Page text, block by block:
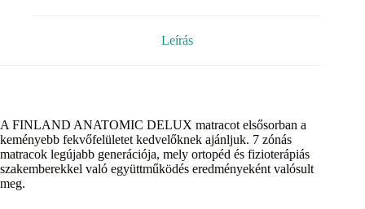
Leírás
A FINLAND ANATOMIC DELUX matracot elsősorban a
keményebb fekvőfelületet kedvelőknek ajánljuk. 7 zónás
matracok legújabb generációja, mely ortopéd és fizioterápiás
szakemberekkel való együttműködés eredményeként valósult
meg.